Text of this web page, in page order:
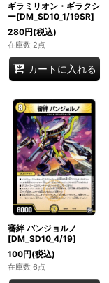
ギラミリオン・ギラクシ
ー[DM_SD10_1/19SR]
280円(税込)
在庫数 2点
カートに入れる
審絆 バンジョルノ
[DM_SD10_4/19]
100円(税込)
在庫数 6点